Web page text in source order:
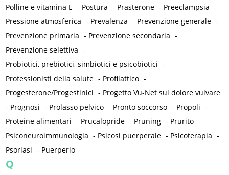
Polline e vitamina E - Postura - Prasterone - Preeclampsia -
Pressione atmosferica - Prevalenza - Prevenzione generale -
Prevenzione primaria - Prevenzione secondaria -
Prevenzione selettiva -
Probiotici, prebiotici, simbiotici e psicobiotici -
Professionisti della salute - Profilattico -
Progesterone/Progestinici - Progetto Vu-Net sul dolore vulvare
- Prognosi - Prolasso pelvico - Pronto soccorso - Propoli -
Proteine alimentari - Prucalopride - Pruning - Prurito -
Psiconeuroimmunologia - Psicosi puerperale - Psicoterapia -
Psoriasi - Puerperio
Q